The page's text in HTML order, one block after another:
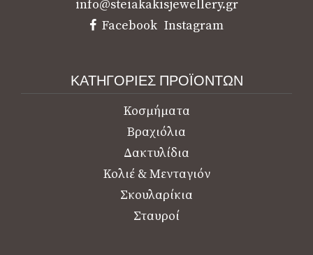
info@steiakakisjewellery.gr
Facebook Instagram
ΚΑΤΗΓΟΡΙΕΣ ΠΡΟΪΟΝΤΩΝ
Κοσμήματα
Βραχιόλια
Δακτυλίδια
Κολιέ & Μενταγιόν
Σκουλαρίκια
Σταυροί